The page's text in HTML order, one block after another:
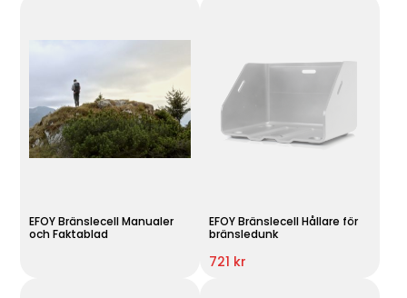
EFOY Bränslecell Manualer
och Faktablad
EFOY Bränslecell Hållare för
bränsledunk
721 kr